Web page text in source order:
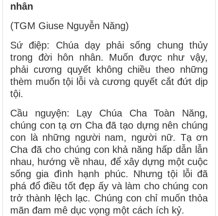
nhân
(TGM Giuse Nguyễn Năng)
Sứ điệp: Chúa dạy phải sống chung thủy
trong đời hôn nhân. Muốn được như vậy,
phải cương quyết không chiều theo những
thèm muốn tội lỗi và cương quyết cắt đứt dịp
tội.
Cầu nguyện: Lạy Chúa Cha Toàn Năng,
chúng con tạ ơn Cha đã tạo dựng nên chúng
con là những người nam, người nữ. Tạ ơn
Cha đã cho chúng con khả năng hấp dẫn lẫn
nhau, hướng về nhau, để xây dựng một cuộc
sống gia đình hạnh phúc. Nhưng tội lỗi đã
phá đổ điều tốt đẹp ấy và làm cho chúng con
trở thành lệch lạc. Chúng con chỉ muốn thỏa
mãn đam mê dục vọng một cách ích kỷ.